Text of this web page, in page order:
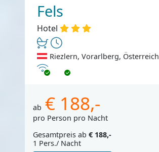
Fels
Hotel
Riezlern, Vorarlberg, Österreich
Internet
ab € 188,-
pro Person pro Nacht
Gesamtpreis ab € 188,-
1 Pers./ Nacht